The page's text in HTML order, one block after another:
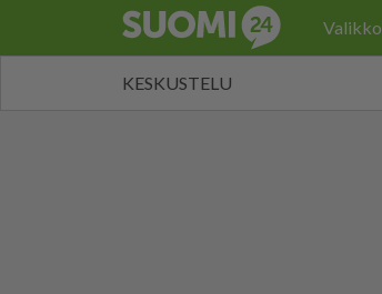
Valikko
KESKUSTELU